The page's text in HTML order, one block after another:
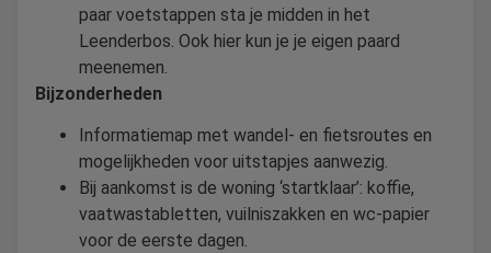
paar voetstappen sta je midden in het
Leenderbos. Ook hier kun je je eigen paard
meenemen.
Bijzonderheden
Informatiemap met wandel- en fietsroutes en
mogelijkheden voor uitstapjes aanwezig.
Bij aankomst is de woning ‘startklaar’: koffie,
vaatwastabletten, vuilniszakken en wc-papier
voor de eerste dagen.